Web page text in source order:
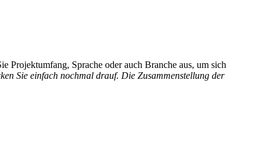
Projektumfang, Sprache oder auch Branche aus, um sich
Sie einfach nochmal drauf. Die Zusammenstellung der